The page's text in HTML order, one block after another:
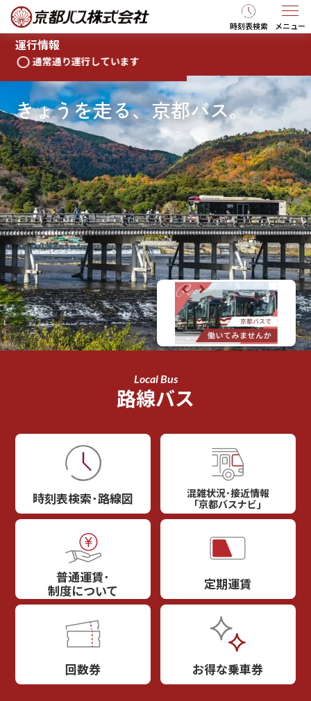
時刻表検索 メニュー
きょうを走る、京都バス。
運行情報
通常通り運行しています
路線バス
Local Bus
時刻表検索･路線図
混雑状況･接近情報
｢京都バスナビ｣
普通運賃･
制度について
定期運賃
回数券 お得な乗車券